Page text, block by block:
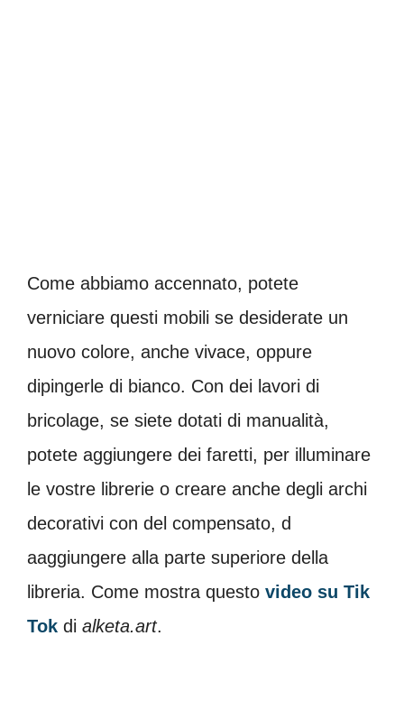
Come abbiamo accennato, potete
verniciare questi mobili se desiderate un
nuovo colore, anche vivace, oppure
dipingerle di bianco. Con dei lavori di
bricolage, se siete dotati di manualità,
potete aggiungere dei faretti, per illuminare
le vostre librerie o creare anche degli archi
decorativi con del compensato, d
aaggiungere alla parte superiore della
libreria. Come mostra questo video su Tik
Tok di alketa.art.